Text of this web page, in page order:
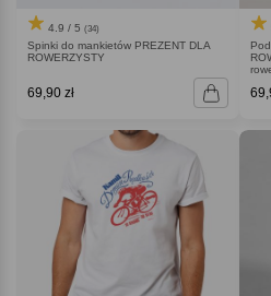
4.9 / 5 (34)
Spinki do mankietów PREZENT DLA
ROWERZYSTY
69,90 zł